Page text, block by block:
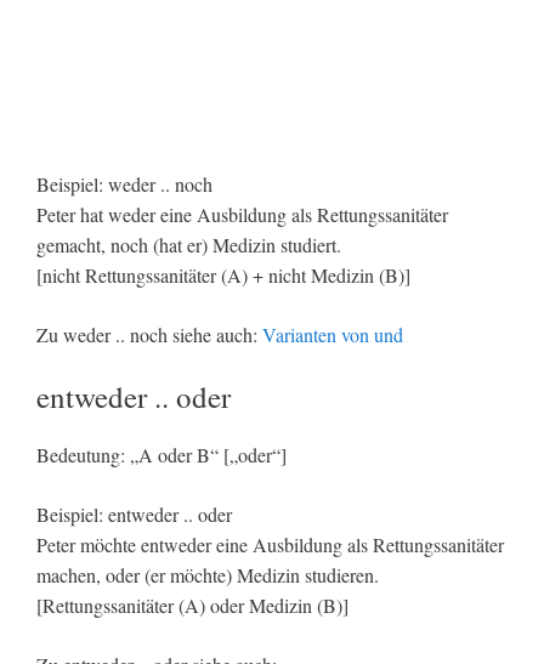
Beispiel: weder .. noch
Peter hat weder eine Ausbildung als Rettungssanitäter
gemacht, noch (hat er) Medizin studiert.
[nicht Rettungssanitäter (A) + nicht Medizin (B)]
Zu weder .. noch siehe auch: Varianten von und
entweder .. oder
Bedeutung: „A oder B“ [„oder“]
Beispiel: entweder .. oder
Peter möchte entweder eine Ausbildung als Rettungssanitäter
machen, oder (er möchte) Medizin studieren.
[Rettungssanitäter (A) oder Medizin (B)]